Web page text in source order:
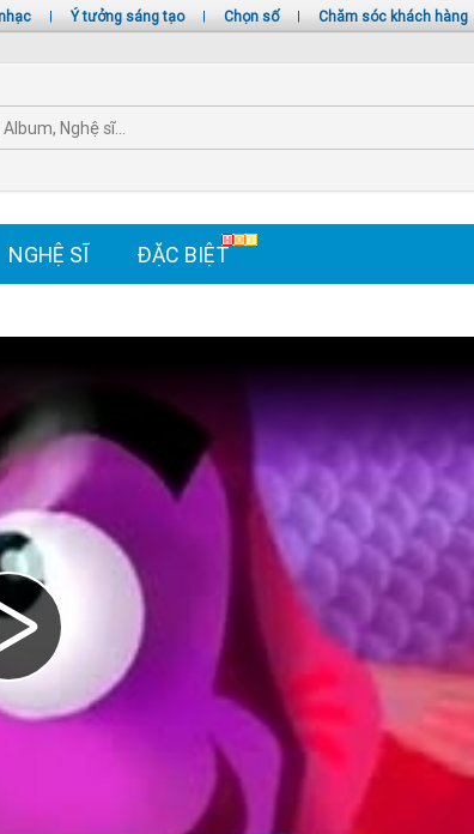
| Ý tưởng sáng tạo | Chọn số | Chăm sóc khách hàng
NGHỆ SĨ ĐẶC BIỆT